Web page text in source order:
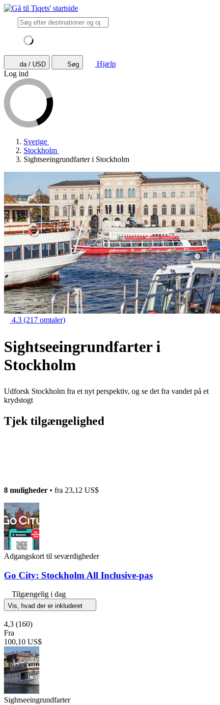
da / USD Søg
Hjælp
Log ind
Sverige
Stockholm
Sightseeingrundfarter i Stockholm
4.3 (217 omtaler)
Sightseeingrundfarter i
Stockholm
Udforsk Stockholm fra et nyt perspektiv, og se det fra vandet på et
krydstogt
Tjek tilgængelighed
8 muligheder • fra 23,12 US$
Adgangskort til seværdigheder
Go City: Stockholm All Inclusive-pas
Tilgængelig i dag
Vis, hvad der er inkluderet
4,3 (160)
Fra
100,10 US$
Sightseeingrundfarter